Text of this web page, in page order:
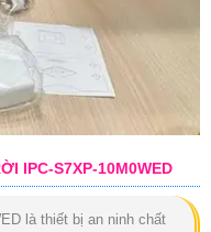
IPC-S7XP-10M0WED
là thiết bị an ninh chất